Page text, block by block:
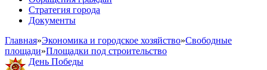
Стратегия города
Документы
Главная»Экономика и городское хозяйство»Свободные
площади»Площадки под строительство
День Победы